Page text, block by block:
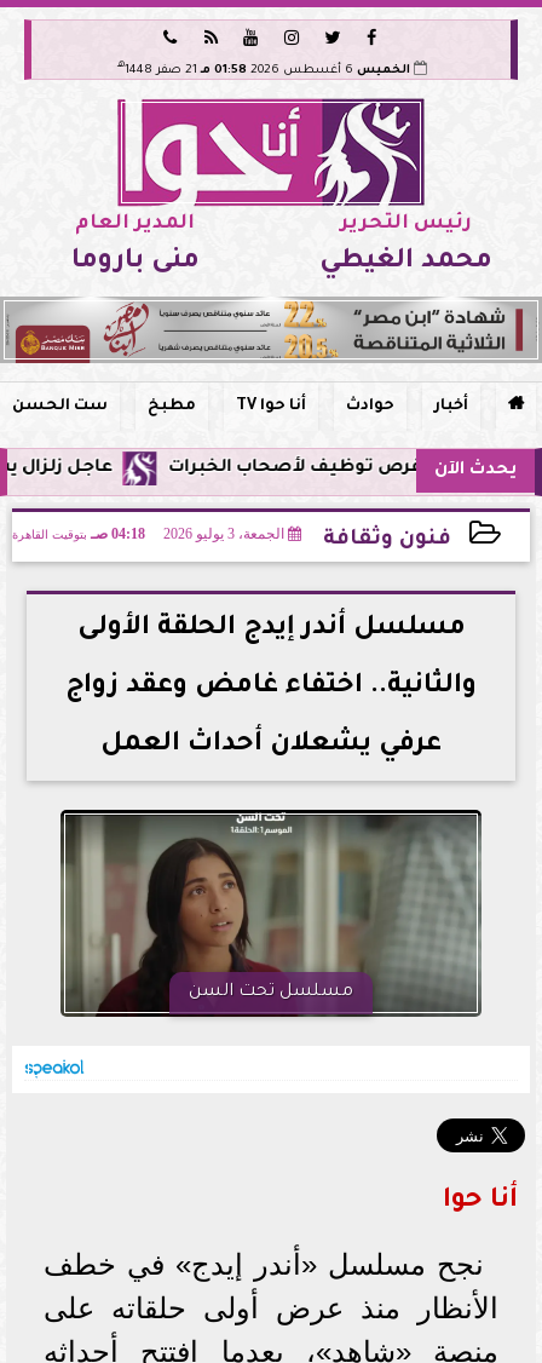






الخميس 01:58 مـ 21 صفر 1448 هـ
رئيس التحرير
محمد الغيطي
المدير العام
منى باروما
 أخبار حوادث أنا حوا TV مطبخ ست الحسن
يحدث الآن عاجل زلزال يشعر به سكان مصر فجر
فنون وثقافة الجمعة، 3 يوليو 2026 04:18 صـ بتوقيت القاهرة
2026-07-03 04:18:59
مسلسل أندر إيدج الحلقة الأولى
والثانية.. اختفاء غامض وعقد زواج
عرفي يشعلان أحداث العمل
مسلسل تحت السن
أنا حوا
نجح مسلسل «أندر إيدج» في خطف
الأنظار منذ عرض أولى حلقاته على
منصة «شاهد»، بعدما افتتح أحداثه